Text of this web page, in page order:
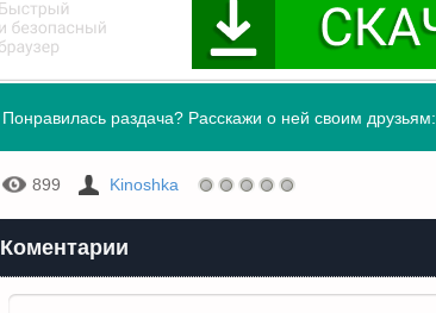
Понравилась раздача? Расскажи о ней своим друзьям:
899 Kinoshka
Коментарии